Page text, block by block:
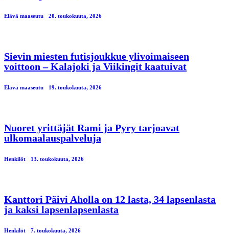
Elävä maaseutu 20. toukokuuta, 2026
Sievin miesten futisjoukkue ylivoimaiseen
voittoon – Kalajoki ja Viikingit kaatuivat
Elävä maaseutu 19. toukokuuta, 2026
Nuoret yrittäjät Rami ja Pyry tarjoavat
ulkomaalauspalveluja
Henkilöt 13. toukokuuta, 2026
Kanttori Päivi Aholla on 12 lasta, 34 lapsenlasta
ja kaksi lapsenlapsenlasta
Henkilöt 7. toukokuuta, 2026